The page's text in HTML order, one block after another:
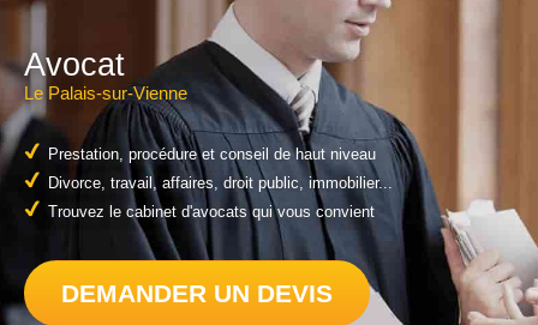
Avocat
Le Palais-sur-Vienne
Prestation, procédure et conseil de haut niveau
Divorce, travail, affaires, droit public, immobilier...
Trouvez le cabinet d'avocats qui vous convient
DEMANDER UN DEVIS